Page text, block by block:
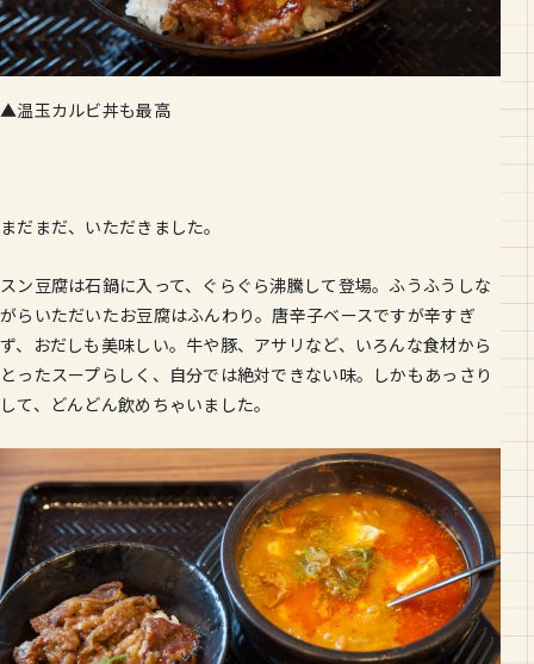
▲温玉カルビ丼も最高
まだまだ、いただきました。
スン豆腐は石鍋に入って、ぐらぐら沸騰して登場。ふうふうしな
がらいただいたお豆腐はふんわり。唐辛子ベースですが辛すぎ
ず、おだしも美味しい。牛や豚、アサリなど、いろんな食材から
とったスープらしく、自分では絶対できない味。しかもあっさり
して、どんどん飲めちゃいました。